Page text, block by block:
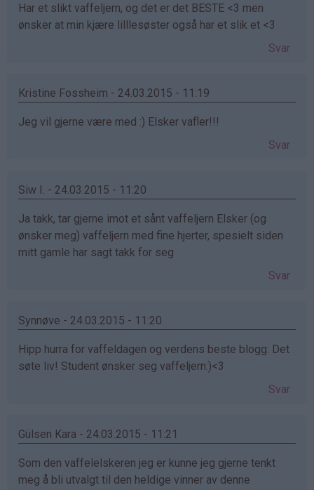
Har et slikt vaffeljern, og det er det BESTE <3 men
ønsker at min kjære lilllesøster også har et slik et <3
Svar
Kristine Fossheim - 24.03.2015 - 11:19
Jeg vil gjerne være med :) Elsker vafler!!!
Svar
Siw I. - 24.03.2015 - 11:20
Ja takk, tar gjerne imot et sånt vaffeljern Elsker (og
ønsker meg) vaffeljern med fine hjerter, spesielt siden
mitt gamle har sagt takk for seg
Svar
Synnøve - 24.03.2015 - 11:20
Hipp hurra for vaffeldagen og verdens beste blogg: Det
søte liv! Student ønsker seg vaffeljern:)<3
Svar
Gülsen Kara - 24.03.2015 - 11:21
Som den vaffelelskeren jeg er kunne jeg gjerne tenkt
meg å bli utvalgt til den heldige vinner av denne